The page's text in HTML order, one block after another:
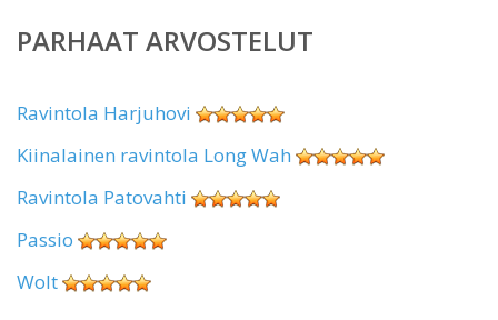
PARHAAT ARVOSTELUT
Ravintola Harjuhovi
Kiinalainen ravintola Long Wah
Ravintola Patovahti
Passio
Wolt